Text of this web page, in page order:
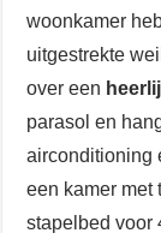
woonkamer
uitgestrekte
over een
parasol en
airconditioning
een kamer met
stapelbed voor